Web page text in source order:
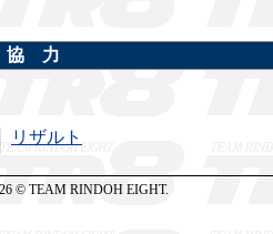
協 力
リザルト
© TEAM RINDOH EIGHT.